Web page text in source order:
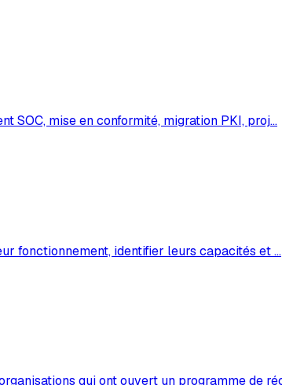
SOC, mise en conformité, migration PKI, proj…
fonctionnement, identifier leurs capacités et…
qui ont ouvert un programme de